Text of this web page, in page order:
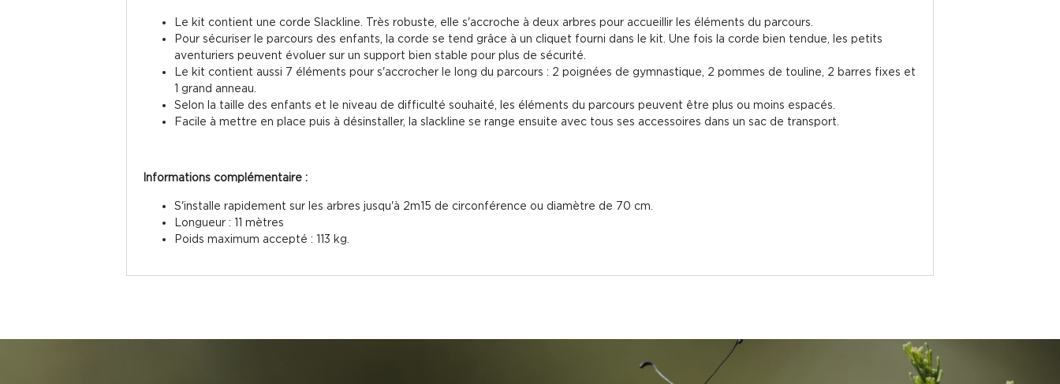
Le kit contient une corde Slackline. Très robuste, elle s'accroche à deux arbres pour accueillir les éléments du parcours.
Pour sécuriser le parcours des enfants, la corde se tend grâce à un cliquet fourni dans le kit. Une fois la corde bien tendue, les petits
aventuriers peuvent évoluer sur un support bien stable pour plus de sécurité.
Le kit contient aussi 7 éléments pour s'accrocher le long du parcours : 2 poignées de gymnastique, 2 pommes de touline, 2 barres fixes et
1 grand anneau.
Selon la taille des enfants et le niveau de difficulté souhaité, les éléments du parcours peuvent être plus ou moins espacés.
Facile à mettre en place puis à désinstaller, la slackline se range ensuite avec tous ses accessoires dans un sac de transport.
Informations complémentaire :
S'installe rapidement sur les arbres jusqu'à 2m15 de circonférence ou diamètre de 70 cm.
Longueur : 11 mètres
Poids maximum accepté : 113 kg.